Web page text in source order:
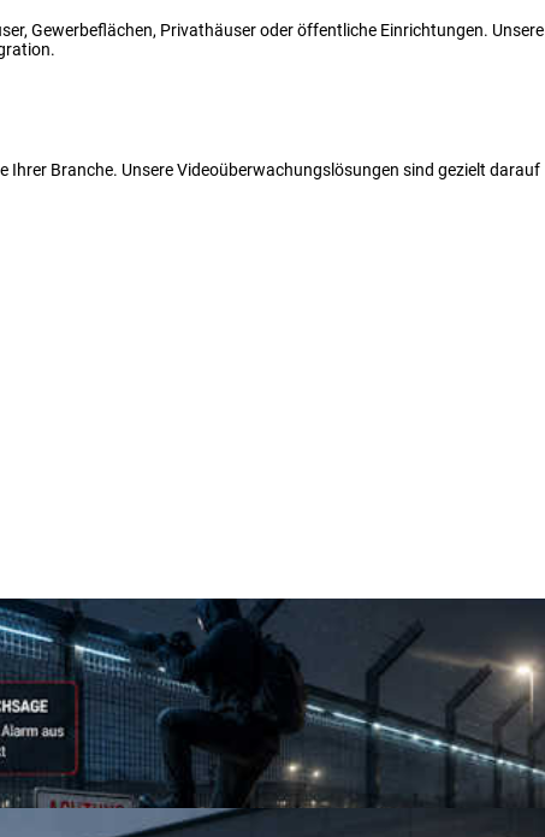
Gewerbeflächen, Privathäuser oder öffentliche Einrichtungen. Unsere
Ihrer Branche. Unsere Videoüberwachungslösungen sind gezielt darauf